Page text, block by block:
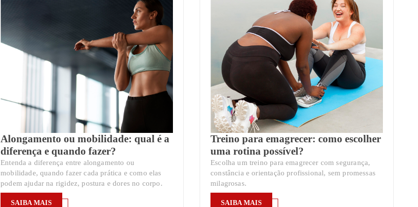
Alongamento ou mobilidade: qual é a
diferença e quando fazer?
Entenda a diferença entre alongamento ou
mobilidade, quando fazer cada prática e como elas
podem ajudar na rigidez, postura e dores no corpo.
SAIBA MAIS
Treino para emagrecer: como escolher
uma rotina possível?
Escolha um treino para emagrecer com segurança,
constância e orientação profissional, sem promessas
milagrosas.
SAIBA MAIS